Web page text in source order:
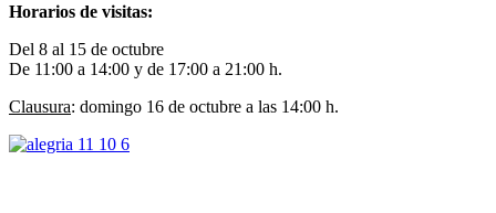
Horarios de visitas:
Del 8 al 15 de octubre
De 11:00 a 14:00 y de 17:00 a 21:00 h.
Clausura: domingo 16 de octubre a las 14:00 h.